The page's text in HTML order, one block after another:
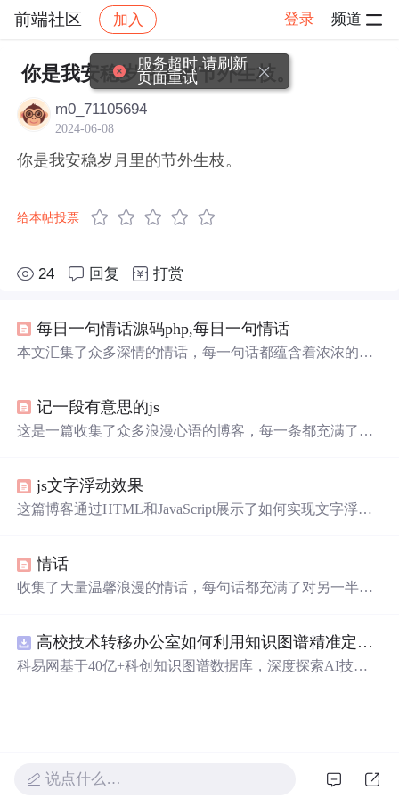
前端社区 加入 登录 频道
社区 前端社区 感慨 帖子详情
你是我安稳岁月里的节外生枝。
m0_71105694
2024-06-08
你是我安稳岁月里的节外生枝。
给本帖投票
24 回复 打赏
每日一句情话源码php,每日一句情话
本文汇集了众多深情的情话，每一句话都蕴含着浓浓的情
记一段有意思的js
这是一篇收集了众多浪漫心语的博客，每一条都充满了甜
的独特情感，仿佛每个瞬间都因你而闪耀。这些话语如同
繁星，照亮了平凡的日子，让人感受到爱的力量和美好。
js文字浮动效果
这篇博客通过HTML和JavaScript展示了如何实现文字浮动
在页面上随机飘动的视觉效果。此外，文中还包含了对CS
S样式和JavaScript事件监听的运用，增加了互动性和趣味
情话
收集了大量温馨浪漫的情话，每句话都充满了对另一半深
高校技术转移办公室如何利用知识图谱精准定位产业需求与技术适配点？.docx
科易网基于40亿+科创知识图谱数据库，深度探索AI技术
说点什么…
服务超时,请刷新
页面重试